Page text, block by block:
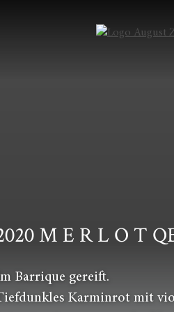
M E R L O T
Barrique gereift.
Karminrot mit